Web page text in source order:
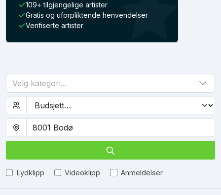
109+ tilgjengelige artister
Gratis og uforpliktende henvendelser
Verifiserte artister
Velg kategori...
Lydklipp Videoklipp Anmeldelser